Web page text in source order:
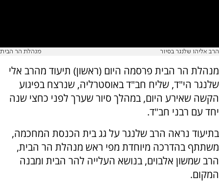
הרב אליהו שלנגר בסיור מנהלת הר הבית
מנהלת הר הבית פרסמה היום (ראשון) תיעוד מהרב אלי
שלנגר הי"ד, שליח חב"ד באוסטרליה, שנרצח בפיגוע
הקשה שאירע היום, במהלך סיור שערך לפני כחצי שנה
יחד עם רבני חב"ד.
בתיעוד נראה הרב שלנגר על גג בית הכנסת המחכמה,
משתתף בהדרכה מיוחדת מפי ראש מנהלת הר הבית,
הרב שמשון אלבוים, בנושא העלייה להר הבית ומבנה
המקום.